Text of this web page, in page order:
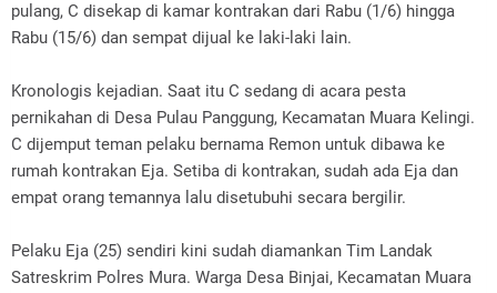
pulang, C disekap di kamar kontrakan dari Rabu (1/6) hingga
Rabu (15/6) dan sempat dijual ke laki-laki lain.
Kronologis kejadian. Saat itu C sedang di acara pesta
pernikahan di Desa Pulau Panggung, Kecamatan Muara Kelingi.
C dijemput teman pelaku bernama Remon untuk dibawa ke
rumah kontrakan Eja. Setiba di kontrakan, sudah ada Eja dan
empat orang temannya lalu disetubuhi secara bergilir.
Pelaku Eja (25) sendiri kini sudah diamankan Tim Landak
Satreskrim Polres Mura. Warga Desa Binjai, Kecamatan Muara